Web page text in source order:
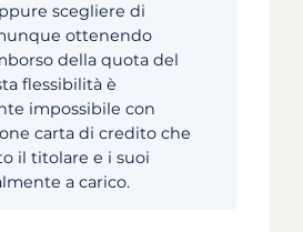
scegliere di
ottenendo
della quota del
flessibilità è
impossibile con
carta di credito che
il titolare e i suoi
a carico.